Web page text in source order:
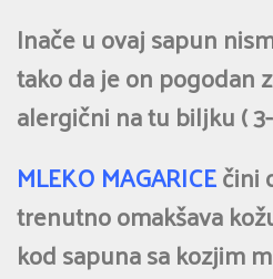
Inače u ovaj sapun
tako da je on pogodan
alergični na tu biljku (
MLEKO MAGARICEčini
trenutno omakšava
kod sapuna sa kozjim